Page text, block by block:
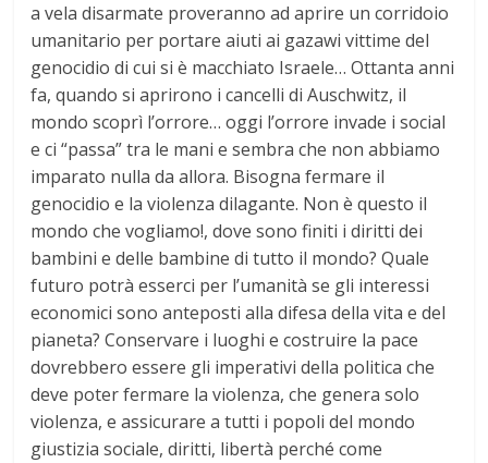
a vela disarmate proveranno ad aprire un corridoio
umanitario per portare aiuti ai gazawi vittime del
genocidio di cui si è macchiato Israele… Ottanta anni
fa, quando si aprirono i cancelli di Auschwitz, il
mondo scoprì l’orrore… oggi l’orrore invade i social
e ci “passa” tra le mani e sembra che non abbiamo
imparato nulla da allora. Bisogna fermare il
genocidio e la violenza dilagante. Non è questo il
mondo che vogliamo!, dove sono finiti i diritti dei
bambini e delle bambine di tutto il mondo? Quale
futuro potrà esserci per l’umanità se gli interessi
economici sono anteposti alla difesa della vita e del
pianeta? Conservare i luoghi e costruire la pace
dovrebbero essere gli imperativi della politica che
deve poter fermare la violenza, che genera solo
violenza, e assicurare a tutti i popoli del mondo
giustizia sociale, diritti, libertà perché come